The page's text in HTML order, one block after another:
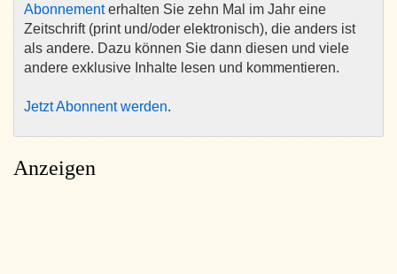
Abonnementerhalten Sie zehn Mal im Jahr eine
Zeitschrift (print und/oder elektronisch), die anders ist
als andere. Dazu können Sie dann diesen und viele
andere exklusive Inhalte lesen und kommentieren.
Jetzt Abonnent werden.
Anzeigen